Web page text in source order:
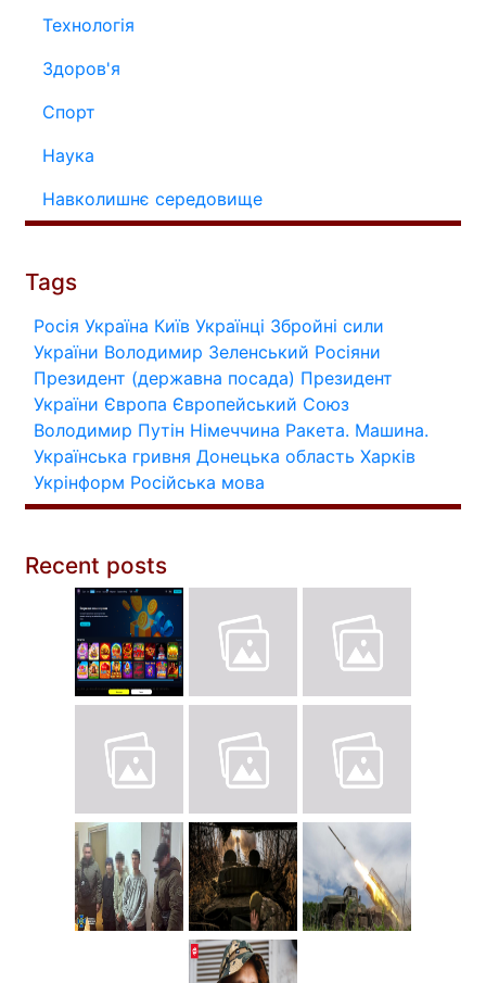
Технологія
Здоров'я
Спорт
Наука
Навколишнє середовище
Tags
Росія Україна Київ Українці Збройні сили
України Володимир Зеленський Росіяни
Президент (державна посада) Президент
України Європа Європейський Союз
Володимир Путін Німеччина Ракета. Машина.
Українська гривня Донецька область Харків
Укрінформ Російська мова
Recent posts